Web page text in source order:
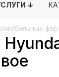
фар
↓